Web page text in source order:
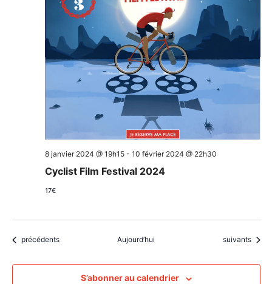
Cyclist Film Festival 2024
8 janvier 2024 @ 19h15- 10 février 2024 @ 22h30
17€
Évènements
précédents Aujourd’hui Évènements
suivants
S’abonner au calendrier